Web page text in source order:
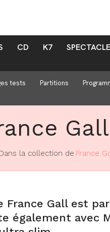
CD K7
tests Partitions
Dans la collection de France
Gall est
également avec